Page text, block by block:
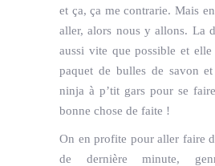
et ça, ça me contrarie. Mais
aller, alors nous y allons. La
aussi vite que possible et
paquet de bulles de savon
ninja à p’tit gars pour se
bonne chose de faite !
On en profite pour aller faire
de dernière minute,